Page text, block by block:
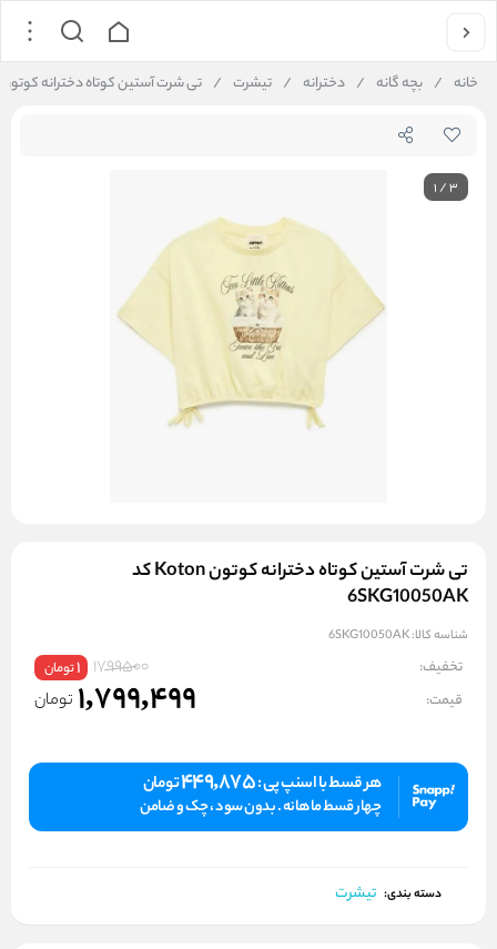
خانه / بچه گانه / دخترانه / تیشرت / تی شرت آستین کوتاه دخترانه کوتون Koton کد 6SKG10050AK
1/3
تی شرت آستین کوتاه دخترانه کوتون Koton کد
6SKG10050AK
شناسه کالا:6SKG10050AK
تخفیف: 1799500
1تومان
قیمت: 1,799,499 تومان
هر قسط با اسنپ پی :449,875تومان
چهار قسط ماهانه . بدون سود ، چک و ضامن
دسته بندی: تیشرت